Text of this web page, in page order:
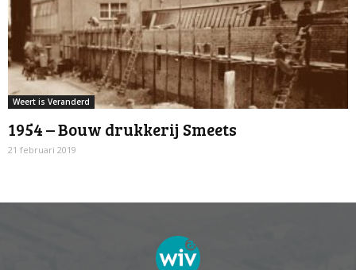
Weert is Veranderd
1954 – Bouw drukkerij Smeets
21 februari 2019